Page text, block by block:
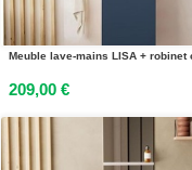
209,00 €